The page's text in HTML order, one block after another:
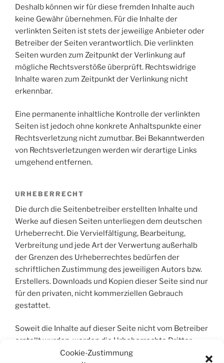
Cookie-Zustimmung
Deshalb können wir für diese fremden Inhalte auch
keine Gewähr übernehmen. Für die Inhalte der
verlinkten Seiten ist stets der jeweilige Anbieter oder
Betreiber der Seiten verantwortlich. Die verlinkten
Seiten wurden zum Zeitpunkt der Verlinkung auf
mögliche Rechtsverstöße überprüft. Rechtswidrige
Inhalte waren zum Zeitpunkt der Verlinkung nicht
erkennbar.
Eine permanente inhaltliche Kontrolle der verlinkten
Seiten ist jedoch ohne konkrete Anhaltspunkte einer
Rechtsverletzung nicht zumutbar. Bei Bekanntwerden
von Rechtsverletzungen werden wir derartige Links
umgehend entfernen.
URHEBERRECHT
Die durch die Seitenbetreiber erstellten Inhalte und
Werke auf diesen Seiten unterliegen dem deutschen
Urheberrecht. Die Vervielfältigung, Bearbeitung,
Verbreitung und jede Art der Verwertung außerhalb
der Grenzen des Urheberrechtes bedürfen der
schriftlichen Zustimmung des jeweiligen Autors bzw.
Erstellers. Downloads und Kopien dieser Seite sind nur
für den privaten, nicht kommerziellen Gebrauch
gestattet.
Soweit die Inhalte auf dieser Seite nicht vom Betreiber
erstellt wurden, werden die Urheberrechte Dritter
beachtet. Insbesondere werden Inhalte Dritter als